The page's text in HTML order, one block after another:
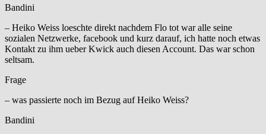
Bandini
– Heiko Weiss loeschte direkt nachdem Flo tot war alle seine
sozialen Netzwerke, facebook und kurz darauf, ich hatte noch etwas
Kontakt zu ihm ueber Kwick auch diesen Account. Das war schon
seltsam.
Frage
– was passierte noch im Bezug auf Heiko Weiss?
Bandini